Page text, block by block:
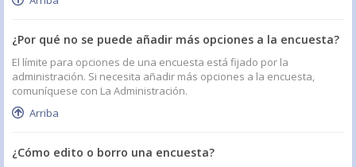
¿Por qué no se puede añadir más opciones a la encuesta?
El límite para opciones de una encuesta está fijado por la
administración. Si necesita añadir más opciones a la encuesta,
comuníquese con La Administración.
Arriba
¿Cómo edito o borro una encuesta?